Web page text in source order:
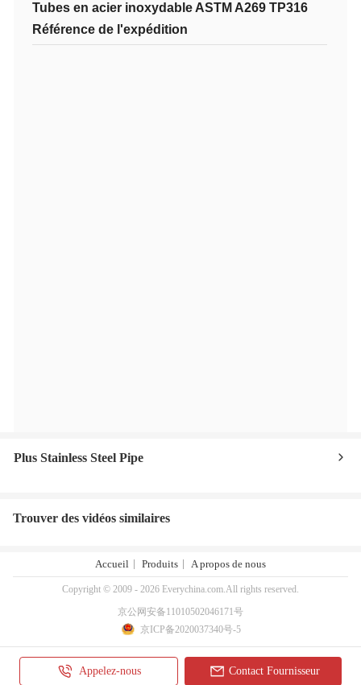
Tubes en acier inoxydable ASTM A269 TP316
Référence de l'expédition
Plus Stainless Steel Pipe
Trouver des vidéos similaires
Appelez-nous Contact Fournisseur
Accueil Produits A propos de nous
Copyright © 2009 - 2026 Everychina.com.All rights reserved.
京公网安备11010502046171号
京ICP备2020037340号-5